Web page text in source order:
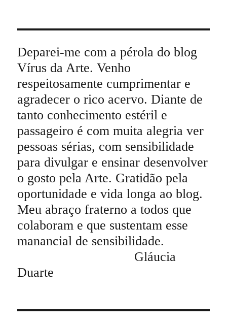
Deparei-me com a pérola do blog
Vírus da Arte. Venho
respeitosamente cumprimentar e
agradecer o rico acervo. Diante de
tanto conhecimento estéril e
passageiro é com muita alegria ver
pessoas sérias, com sensibilidade
para divulgar e ensinar desenvolver
o gosto pela Arte. Gratidão pela
oportunidade e vida longa ao blog.
Meu abraço fraterno a todos que
colaboram e que sustentam esse
manancial de sensibilidade.
Gláucia
Duarte